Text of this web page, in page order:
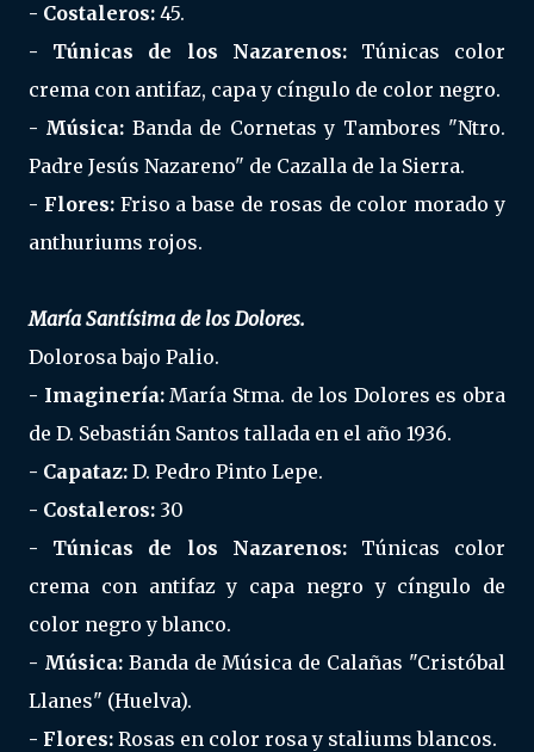
- Costaleros: 45.
- Túnicas de los Nazarenos: Túnicas color
crema con antifaz, capa y cíngulo de color negro.
- Música: Banda de Cornetas y Tambores "Ntro.
Padre Jesús Nazareno" de Cazalla de la Sierra.
- Flores: Friso a base de rosas de color morado y
anthuriums rojos.
María Santísima de los Dolores.
Dolorosa bajo Palio.
- Imaginería:María Stma. de los Dolores es obra
de D. Sebastián Santos tallada en el año 1936.
- Capataz: D. Pedro Pinto Lepe.
- Costaleros: 30
- Túnicas de los Nazarenos: Túnicas color
crema con antifaz y capa negro y cíngulo de
color negro y blanco.
- Música: Banda de Música de Calañas "Cristóbal
Llanes" (Huelva).
- Flores: Rosas en color rosa y staliums blancos.